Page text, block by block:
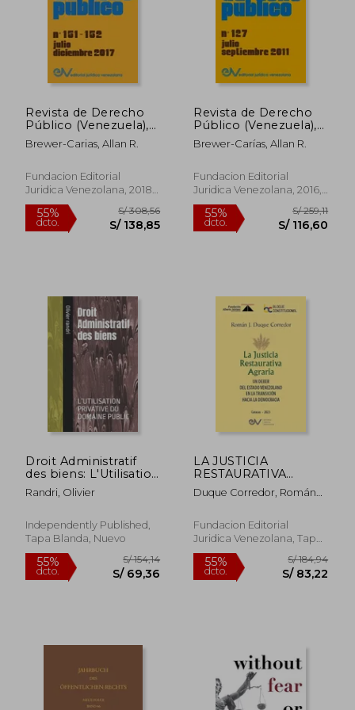
55% S/ 285,80 55%
Revista de Derecho
Público (Venezuela),
no. 151-152, Julo-
Diciembre 2018
Brewer-Carias, Allan R.
Fundacion Editorial
Juridica Venezolana, 2018,
Tapa Blanda, Nuevo
55% S/ 308,56
Revista de Derecho
Público (Venezuela),
no. 127, Julio-
Septiembre 2011
Brewer-Carías, Allan R.
Fundacion Editorial
Juridica Venezolana, 2016,
Tapa Blanda, Nuevo
55%
Droit Administratif
des biens: L'Utilisation
Privative Du Domaine
Public (en Francés)
Randri, Olivier
Independently Published,
Tapa Blanda, Nuevo
LA JUSTICIA
RESTAURATIVA
AGRARIA. Un deber
del Estado
transición hacia la
democracia
Duque Corredor, Román
Fundacion Editorial
Juridica Venezolana, Tapa
Blanda, Nuevo